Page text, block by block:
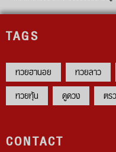
TAGS
หวยฮานอย หวยลาว
หวยหุ้น
ดูดวง ตร
CONTACT